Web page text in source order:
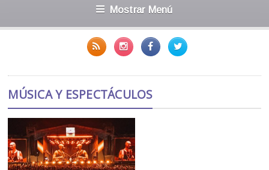
Mostrar Menú
MÚSICA Y ESPECTÁCULOS